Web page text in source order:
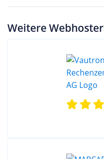
Weitere Webhoster